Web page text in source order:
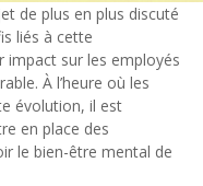
de plus en plus discuté
liés à cette
sur les employés
À l’heure où les
évolution, il est
en place des
le bien-être mental de